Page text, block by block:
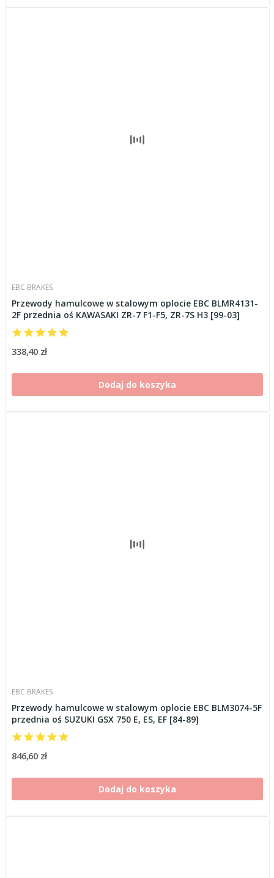
EBC BRAKES
Przewody hamulcowe w stalowym oplocie EBC BLMR4131-
2F przednia oś KAWASAKI ZR-7 F1-F5, ZR-7S H3 [99-03]
338,40 zł
Dodaj do koszyka
EBC BRAKES
Przewody hamulcowe w stalowym oplocie EBC BLM3074-5F
przednia oś SUZUKI GSX 750 E, ES, EF [84-89]
846,60 zł
Dodaj do koszyka